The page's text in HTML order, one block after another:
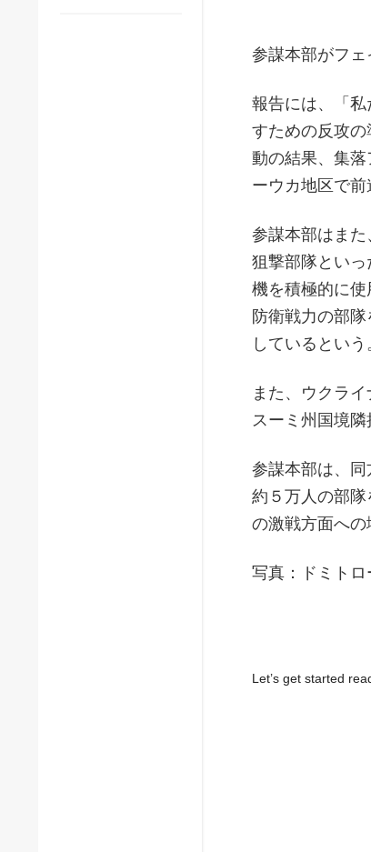
参謀本部がフ
報告には、「
すための反攻
動の結果、集
ーウカ地区で前
参謀本部はま
狙撃部隊とい
機を積極的に
防衛戦力の部
しているという
また、ウクラ
スーミ州国境
参謀本部は、
約５万人の部
の激戦方面への
写真：ドミト
Let’s get started